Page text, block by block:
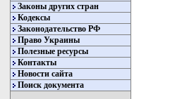
Законы других стран
Кодексы
Законодательство РФ
Право Украины
Полезные ресурсы
Контакты
Новости сайта
Поиск документа